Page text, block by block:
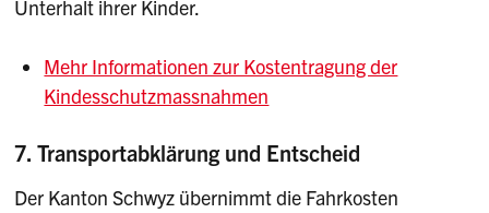
Unterhalt ihrer Kinder.
Mehr Informationen zur Kostentragung der
Kindesschutzmassnahmen
7. Transportabklärung und Entscheid
Der Kanton Schwyz übernimmt die Fahrkosten